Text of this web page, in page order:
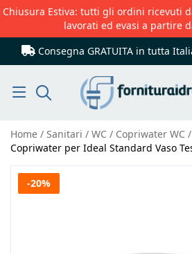
Chiusura Estiva: tutti gli ordini ricevuti
lavorati ed evasi a partire
Consegna GRATUITA in tutta
Home Sanitari WC Copriwater WC
Copriwater per Ideal Standard Vaso
Vai
-20%